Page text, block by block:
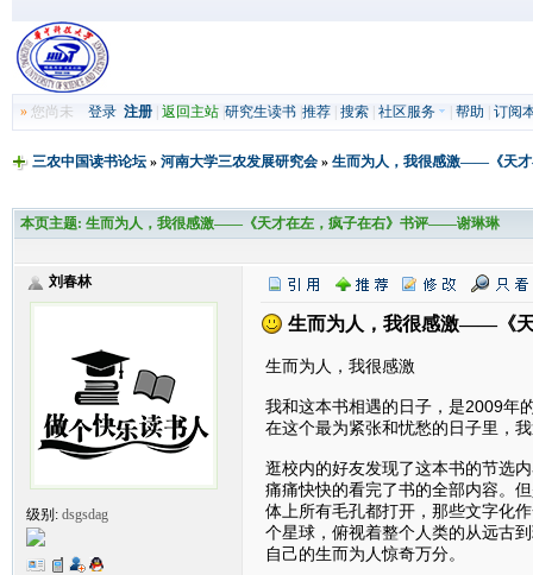
»您尚未 登录 注册| 返回主站| 研究生读书| 推荐| 搜索| 社区服务 帮助 订阅
三农中国读书论坛» 河南大学三农发展研究会» 生而为人，我很感激——《天
本页主题: 生而为人，我很感激——《天才在左，疯子在右》书评——谢琳琳
刘春林
级别: dsgsdag
生而为人，我很感激——《
生而为人，我很感激
我和这本书相遇的日子，是2009年
在这个最为紧张和忧愁的日子里，
逛校内的好友发现了这本书的节选
痛痛快快的看完了书的全部内容。
体上所有毛孔都打开，那些文字化
个星球，俯视着整个人类的从远古
自己的生而为人惊奇万分。